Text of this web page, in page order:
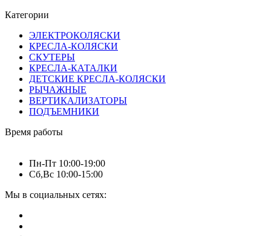
Категории
ЭЛЕКТРОКОЛЯСКИ
КРЕСЛА-КОЛЯСКИ
СКУТЕРЫ
КРЕСЛА-КАТАЛКИ
ДЕТСКИЕ КРЕСЛА-КОЛЯСКИ
РЫЧАЖНЫЕ
ВЕРТИКАЛИЗАТОРЫ
ПОДЪЕМНИКИ
Время работы
Пн-Пт 10:00-19:00
Сб,Вс 10:00-15:00
Мы в социальных сетях: